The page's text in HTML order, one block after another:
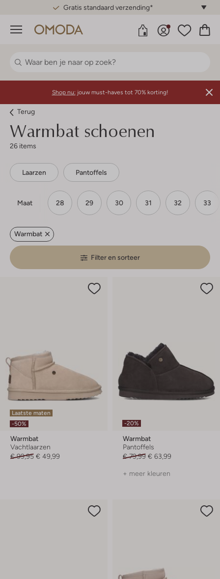
Gratis standaard verzending*
Menu
Shop nu: jouw must-haves tot 70% korting!
Terug
Warmbat schoenen
26 items
Laarzen Pantoffels
Maat 28 29 30 31 32 33
Warmbat
Filter en sorteer
Laatste maten
-50%
Warmbat
Vachtlaarzen
€ 99,95 € 49,99
-20%
Warmbat
Pantoffels
€ 79,99 € 63,99
+ meer kleuren